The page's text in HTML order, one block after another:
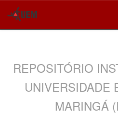
REPOSITÓRIO
UNIVERSIDADE
MARINGÁ